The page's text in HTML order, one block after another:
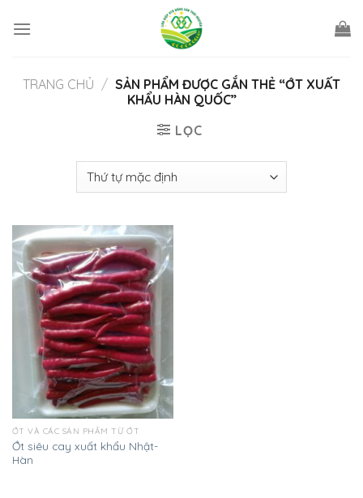
TRANG CHỦ / SẢN PHẨM ĐƯỢC GẮN THẺ “ỚT XUẤT
KHẨU HÀN QUỐC”
LỌC
ỚT VÀ CÁC SẢN PHẨM TỪ ỚT
Ớt siêu cay xuất khẩu Nhật-
Hàn